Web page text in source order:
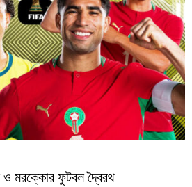
ও মরক্কোর ফুটবল দ্বৈরথ